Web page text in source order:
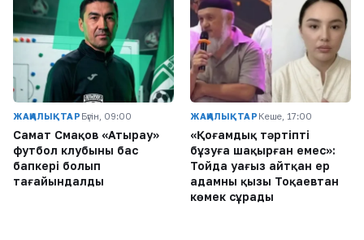
ЖАҢАЛЫҚТАР Бүгін, 09:00
Самат Смақов «Атырау»
футбол клубының бас
бапкері болып
тағайындалды
ЖАҢАЛЫҚТАР Кеше, 17:00
«Қоғамдық тәртіпті
бұзуға шақырған емес»:
Тойда уағыз айтқан ер
адамның қызы Тоқаевтан
көмек сұрады